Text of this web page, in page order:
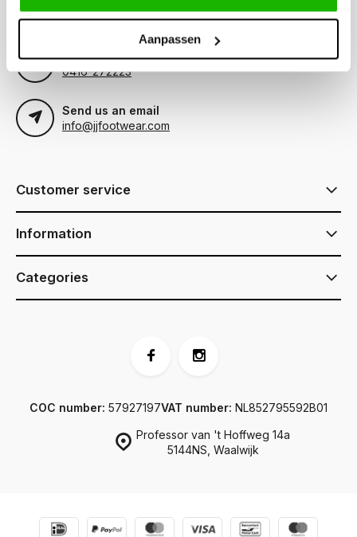
Aanpassen
Can we help?
Call us
0416-272223
Send us an email
info@jjfootwear.com
Customer service
Information
Categories
Professor van 't Hoffweg 14a
5144NS, Waalwijk
COC number: 57927197VAT number: NL852795592B01